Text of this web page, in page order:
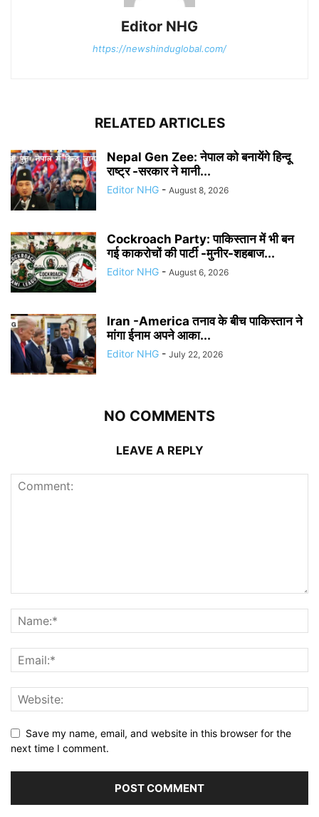
Editor NHG
https://newshinduglobal.com/
RELATED ARTICLES
Nepal Gen Zee: नेपाल को बनायेंगे हिन्दू
राष्ट्र -सरकार ने मानी...
Editor NHG - August 8, 2026
Cockroach Party: पाकिस्तान में भी बन
गई काकरोचों की पार्टी -मुनीर-शहबाज...
Editor NHG - August 6, 2026
Iran -America तनाव के बीच पाकिस्तान ने
मांगा ईनाम अपने आका...
Editor NHG - July 22, 2026
NO COMMENTS
LEAVE A REPLY
Save my name, email, and website in this browser for the
next time I comment.